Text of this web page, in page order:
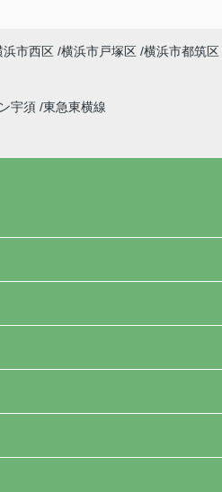
浜市西区 横浜市戸塚区 横浜市都筑区
宇須 東急東横線